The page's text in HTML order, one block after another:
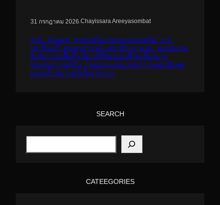
31 กรกฎาคม 2026.Chayissara Areeyasombat
คปภ. ต่อยอด “ชุมชนต้นแบบถนนปลอดภัย” จาก
ปราจีนบุรี..สู่นครสวรรค์ เลขาธิการ คปภ. มอบหมาย
ผู้บริหารลงพื้นที่ เปิดเวทีให้ชุมชนชี้จุดเสี่ยงจาก
ประสบการณ์จริง ร่วมออกแบบมาตรการลดอุบัติเหตุ
และสร้างความรู้เรื่อง พ.ร.บ.
SEARCH
S
a
CATEEGORIES